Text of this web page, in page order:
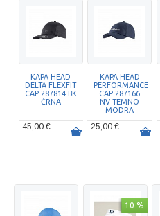
KAPA HEAD
DELTA FLEXFIT
CAP 287814 BK
ČRNA
45,00 €
KAPA HEAD
PERFORMANCE
CAP 287166
NV TEMNO
MODRA
25,00 €
10 %